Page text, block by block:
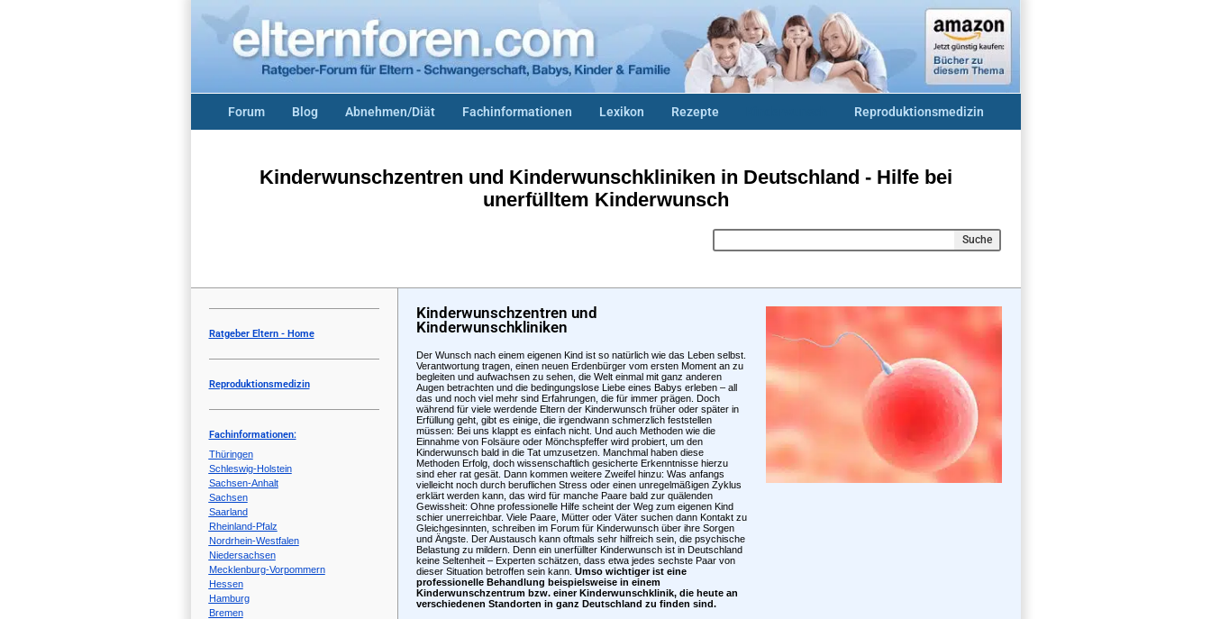
Forum Blog Abnehmen/Diät Fachinformationen Lexikon Rezepte Reproduktionsmedizin
Kinderwunschzentren und Kinderwunschkliniken in Deutschland - Hilfe bei
unerfülltem Kinderwunsch
Suche
Ratgeber Eltern - Home
Reproduktionsmedizin
Fachinformationen:
Thüringen
Schleswig-Holstein
Sachsen-Anhalt
Sachsen
Saarland
Rheinland-Pfalz
Nordrhein-Westfalen
Niedersachsen
Mecklenburg-Vorpommern
Hessen
Hamburg
Bremen
Kinderwunschzentren und
Kinderwunschkliniken
Der Wunsch nach einem eigenen Kind ist so natürlich wie das Leben selbst.
Verantwortung tragen, einen neuen Erdenbürger vom ersten Moment an zu
begleiten und aufwachsen zu sehen, die Welt einmal mit ganz anderen
Augen betrachten und die bedingungslose Liebe eines Babys erleben – all
das und noch viel mehr sind Erfahrungen, die für immer prägen. Doch
während für viele werdende Eltern der Kinderwunsch früher oder später in
Erfüllung geht, gibt es einige, die irgendwann schmerzlich feststellen
müssen: Bei uns klappt es einfach nicht. Und auch Methoden wie die
Einnahme von Folsäure oder Mönchspfeffer wird probiert, um den
Kinderwunsch bald in die Tat umzusetzen. Manchmal haben diese
Methoden Erfolg, doch wissenschaftlich gesicherte Erkenntnisse hierzu
sind eher rat gesät. Dann kommen weitere Zweifel hinzu: Was anfangs
vielleicht noch durch beruflichen Stress oder einen unregelmäßigen Zyklus
erklärt werden kann, das wird für manche Paare bald zur quälenden
Gewissheit: Ohne professionelle Hilfe scheint der Weg zum eigenen Kind
schier unerreichbar. Viele Paare, Mütter oder Väter suchen dann Kontakt zu
Gleichgesinnten, schreiben im Forum für Kinderwunsch über ihre Sorgen
und Ängste. Der Austausch kann oftmals sehr hilfreich sein, die psychische
Belastung zu mildern. Denn ein unerfüllter Kinderwunsch ist in Deutschland
keine Seltenheit – Experten schätzen, dass etwa jedes sechste Paar von
dieser Situation betroffen sein kann. Umso wichtiger ist eine
professionelle Behandlung beispielsweise in einem
Kinderwunschzentrum bzw. einer Kinderwunschklinik, die heute an
verschiedenen Standorten in ganz Deutschland zu finden sind.